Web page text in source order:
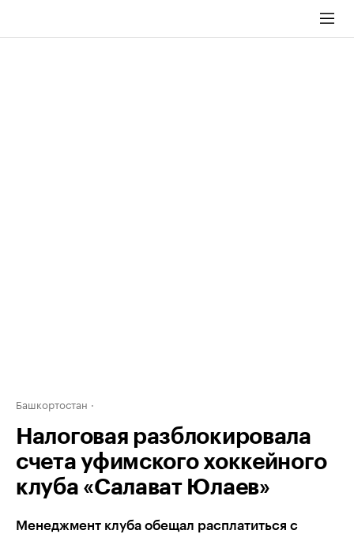
Башкортостан
Налоговая разблокировала
счета уфимского хоккейного
клуба «Салават Юлаев»
Менеджмент клуба обещал расплатиться с